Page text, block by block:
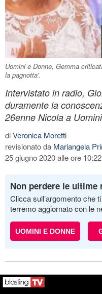
Uomini e Donne, Gemma
la pagnotta'.
Intervistato in radio,
duramente la
26enne Nicola a
diVeronica Moretti
revisionato da Mariangela
25 giugno 2020 alle ore 10:22
Non perdere le ultime
Clicca sull’argomento che
terremo aggiornato con le
UOMINI E DONNE